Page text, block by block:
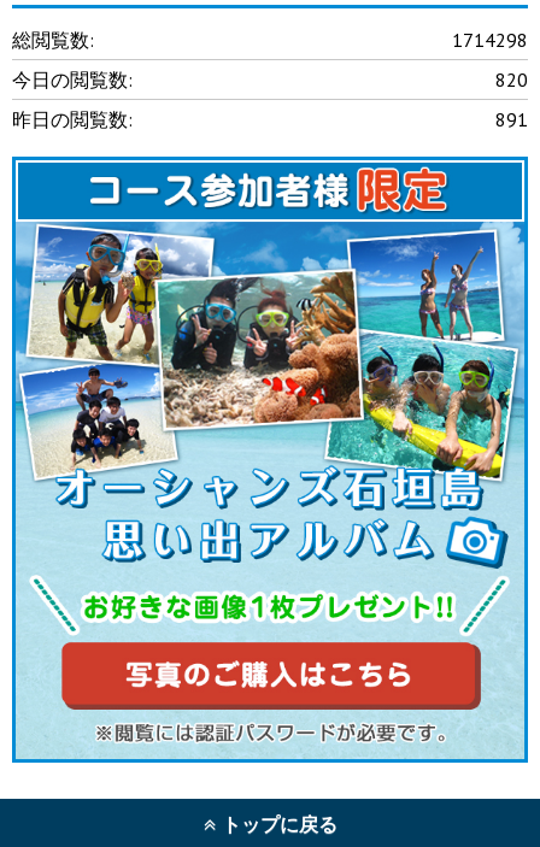
1714298
総閲覧数:
820
今日の閲覧数:
891
昨日の閲覧数:
トップに戻る